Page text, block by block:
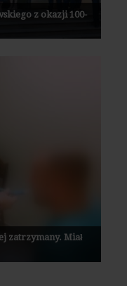
z okazji 100-
zatrzymany. Miał